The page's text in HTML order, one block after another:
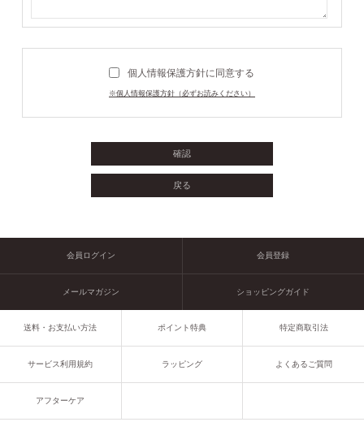
個人情報保護方針に同意する
※個人情報保護方針（必ずお読みください）
会員ログイン 会員登録
メールマガジン ショッピングガイド
送料・お支払い方法 ポイント特典 特定商取引法
サービス利用規約 ラッピング よくあるご質問
アフターケア